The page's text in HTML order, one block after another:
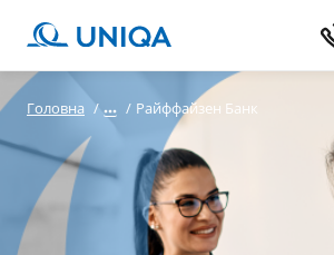
Головна / / Райффайзен Банк